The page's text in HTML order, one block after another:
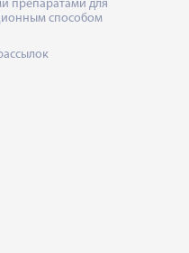
препаратами для
способом